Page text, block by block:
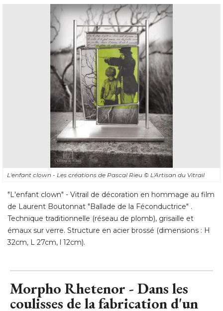
L'enfant clown - Les créations de Pascal Rieu © L'Artisan du Vitrail
"L'enfant clown" - Vitrail de décoration en hommage au film
de Laurent Boutonnat "Ballade de la Féconductrice" .
Technique traditionnelle (réseau de plomb), grisaille et
émaux sur verre. Structure en acier brossé (dimensions : H
32cm, L 27cm, l 12cm).
Morpho Rhetenor - Dans les
coulisses de la fabrication d'un